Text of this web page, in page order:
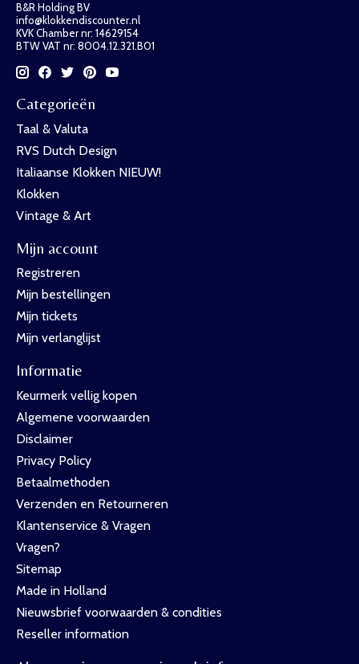
B&R Holding BV
info@klokkendiscounter.nl
KVK Chamber nr: 14629154
BTW VAT nr: 8004.12.321.B01
Categorieën
Taal & Valuta
RVS Dutch Design
Italiaanse Klokken NIEUW!
Klokken
Vintage & Art
Mijn account
Registreren
Mijn bestellingen
Mijn tickets
Mijn verlanglijst
Informatie
Keurmerk vellig kopen
Algemene voorwaarden
Disclaimer
Privacy Policy
Betaalmethoden
Verzenden en Retourneren
Klantenservice & Vragen
Vragen?
Sitemap
Made in Holland
Nieuwsbrief voorwaarden & condities
Reseller information